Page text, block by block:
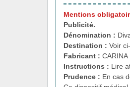
Mentions
Publicité.
Dénomination :
Destination : Voir
Fabricant : CARINA
Instructions : Lire
Prudence : En cas